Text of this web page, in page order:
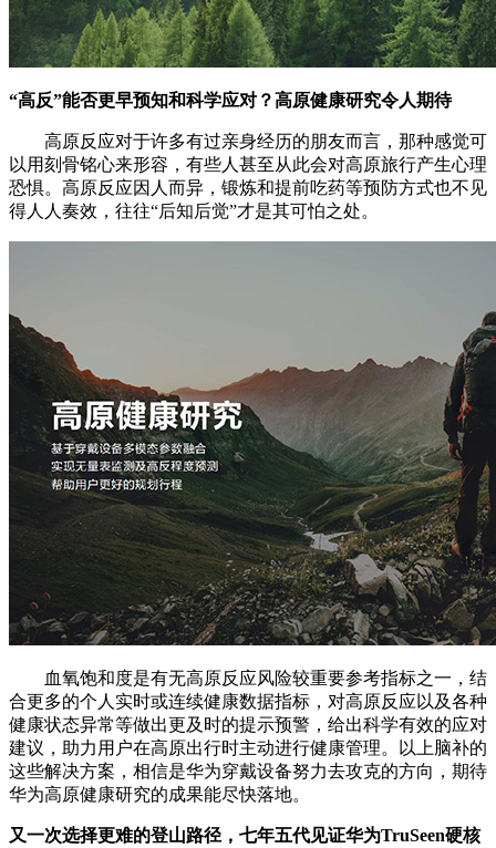
“高反”能否更早预知和科学应对？高原健康研究令人期待
高原反应对于许多有过亲身经历的朋友而言，那种感觉可
以用刻骨铭心来形容，有些人甚至从此会对高原旅行产生心理
恐惧。高原反应因人而异，锻炼和提前吃药等预防方式也不见
得人人奏效，往往“后知后觉”才是其可怕之处。
血氧饱和度是有无高原反应风险较重要参考指标之一，结
合更多的个人实时或连续健康数据指标，对高原反应以及各种
健康状态异常等做出更及时的提示预警，给出科学有效的应对
建议，助力用户在高原出行时主动进行健康管理。以上脑补的
这些解决方案，相信是华为穿戴设备努力去攻克的方向，期待
华为高原健康研究的成果能尽快落地。
又一次选择更难的登山路径，七年五代见证华为TruSeen硬核